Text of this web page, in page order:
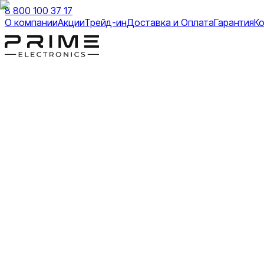
8 800 100 37 17
О компанииАкцииТрейд-инДоставка и ОплатаГарантия